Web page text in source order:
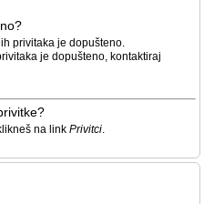
privitaka je dopušteno.
je dopušteno, kontaktiraj
na link Privitci.